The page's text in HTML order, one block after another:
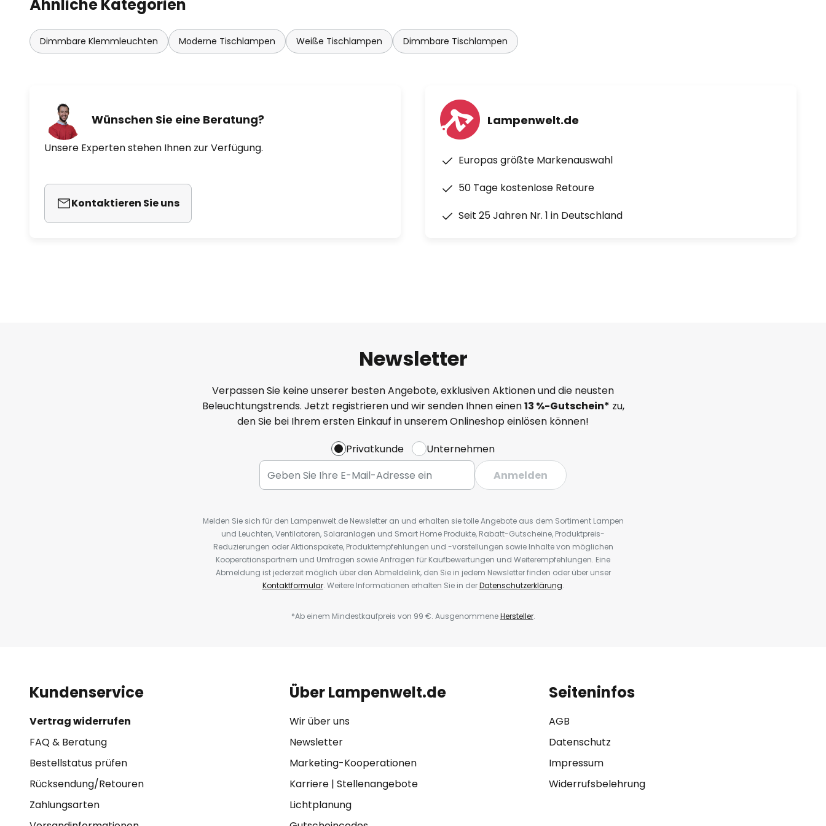
Bewegungserkennung
- Beleuchtungsstärke 940 Lux bei 85 cm Abstand, 580 Lux bei 110
cm Abstand
Ähnliche Kategorien
Dimmbare Klemmleuchten Moderne Tischlampen Weiße Tischlampen Dimmbare Tischlampen
Wünschen Sie eine Beratung?
Unsere Experten stehen Ihnen zur Verfügung.
Kontaktieren Sie uns
Lampenwelt.de
Europas größte Markenauswahl
50 Tage kostenlose Retoure
Seit 25 Jahren Nr. 1 in Deutschland
Newsletter
Verpassen Sie keine unserer besten Angebote, exklusiven Aktionen und die neusten
Beleuchtungstrends. Jetzt registrieren und wir senden Ihnen einen13 %-Gutschein* zu,
den Sie bei Ihrem ersten Einkauf in unserem Onlineshop einlösen können!
Privatkunde
Unternehmen
Anmelden
Melden Sie sich für den Lampenwelt.de Newsletter an und erhalten sie tolle Angebote aus dem Sortiment Lampen
und Leuchten, Ventilatoren, Solaranlagen und Smart Home Produkte, Rabatt-Gutscheine, Produktpreis-
Reduzierungen oder Aktionspakete, Produktempfehlungen und -vorstellungen sowie Inhalte von möglichen
Kooperationspartnern und Umfragen sowie Anfragen für Kaufbewertungen und Weiterempfehlungen. Eine
Abmeldung ist jederzeit möglich über den Abmeldelink, den Sie in jedem Newsletter finden oder über unser
Kontaktformular. Weitere Informationen erhalten Sie in derDatenschutzerklärung.
*Ab einem Mindestkaufpreis von 99 €. AusgenommeneHersteller.
Kundenservice
Vertrag widerrufen
FAQ & Beratung
Bestellstatus prüfen
Rücksendung/Retouren
Zahlungsarten
Über Lampenwelt.de
Wir über uns
Newsletter
Marketing-Kooperationen
Karriere| Stellenangebote
Lichtplanung
Seiteninfos
AGB
Datenschutz
Impressum
Widerrufsbelehrung